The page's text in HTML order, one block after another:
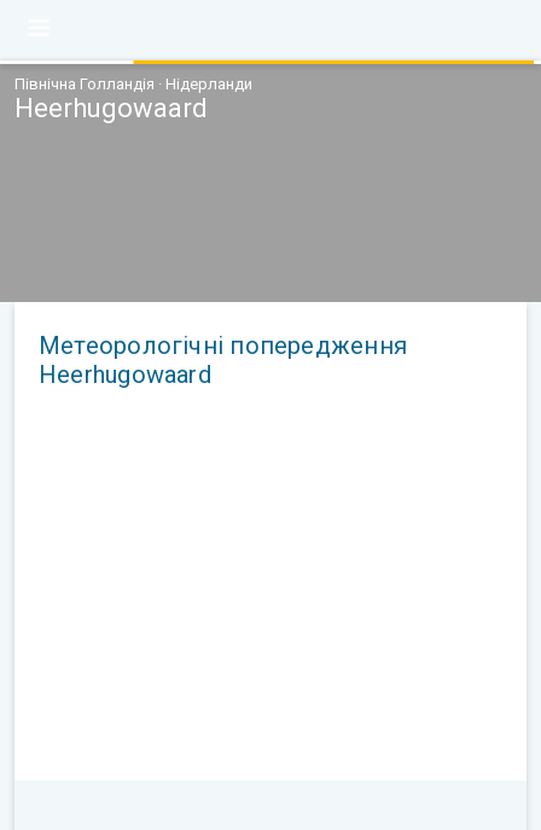
Північна Голландія · Нідерланди
Heerhugowaard
Метеорологічні попередження
Heerhugowaard